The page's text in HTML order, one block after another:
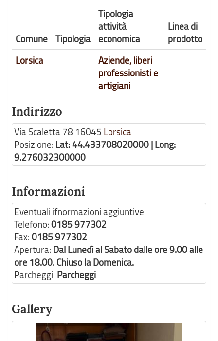
Comune Tipologia
Tipologia
attività
economica
Linea di
prodotto
Lorsica
Aziende, liberi
professionisti e
artigiani
Indirizzo
Via Scaletta 78 16045 Lorsica
Posizione: Lat: 44.433708020000 | Long:
9.276032300000
Informazioni
Eventuali ifnormazioni aggiuntive:
Telefono:0185 977302
Fax:0185 977302
Apertura: Dal Lunedì al Sabato dalle ore 9.00 alle
ore 18.00. Chiuso la Domenica.
Parcheggi: Parcheggi
Gallery